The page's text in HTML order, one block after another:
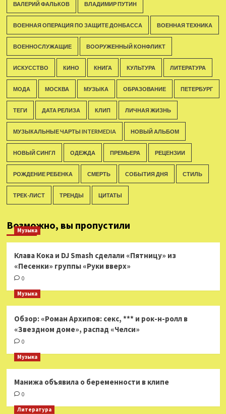
ВАЛЕРИЙ ФАЛЬКОВ ВЛАДИМИР ПУТИН
ВОЕННАЯ ОПЕРАЦИЯ ПО ЗАЩИТЕ ДОНБАССА ВОЕННАЯ ТЕХНИКА
ВОЕННОСЛУЖАЩИЕ ВООРУЖЕННЫЙ КОНФЛИКТ
ИСКУССТВО КИНО КНИГА КУЛЬТУРА ЛИТЕРАТУРА
МОДА МОСКВА МУЗЫКА ОБРАЗОВАНИЕ ПЕТЕРБУРГ
ТЕГИ ДАТА РЕЛИЗА КЛИП ЛИЧНАЯ ЖИЗНЬ
МУЗЫКАЛЬНЫЕ ЧАРТЫ INTERMEDIA НОВЫЙ АЛЬБОМ
НОВЫЙ СИНГЛ ОДЕЖДА ПРЕМЬЕРА РЕЦЕНЗИИ
РОЖДЕНИЕ РЕБЕНКА СМЕРТЬ СОБЫТИЯ ДНЯ СТИЛЬ
ТРЕК-ЛИСТ ТРЕНДЫ ЦИТАТЫ
Возможно, вы пропустили
Музыка
Клава Кока и DJ Smash сделали «Пятницу» из
«Песенки» группы «Руки вверх»
0
Музыка
Обзор: «Роман Архипов: секс, *** и рок-н-ролл в
«Звездном доме», распад «Челси»
0
Музыка
Манижа объявила о беременности в клипе
0
Литература